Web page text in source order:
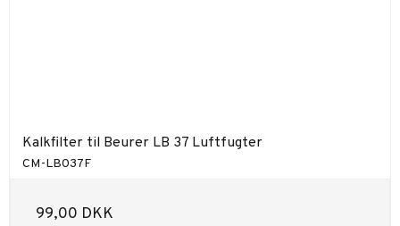
Kalkfilter til Beurer LB 37 Luftfugter
CM-LB037F
99,00 DKK